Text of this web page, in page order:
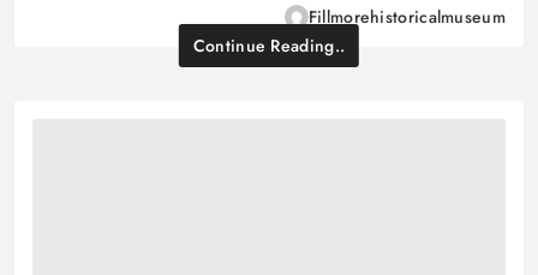
Fillmorehistoricalmuseum
Continue Reading..